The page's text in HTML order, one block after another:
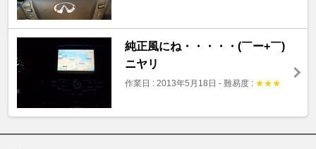
純正風にね・・・・・(￣ー+￣)
ニヤリ
作業日 : 2013年5月18日 - 難易度 : ★★★